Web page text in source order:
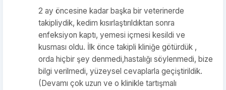
2 ay öncesine kadar başka bir veterinerde
takipliydik, kedim kısırlaştırıldıktan sonra
enfeksiyon kaptı, yemesi içmesi kesildi ve
kusması oldu. İlk önce takipli kliniğe götürdük ,
orda hiçbir şey denmedi,hastalığı söylenmedi, bize
bilgi verilmedi, yüzeysel cevaplarla geçiştirildik.
(Devamı çok uzun ve o klinikle tartışmalı